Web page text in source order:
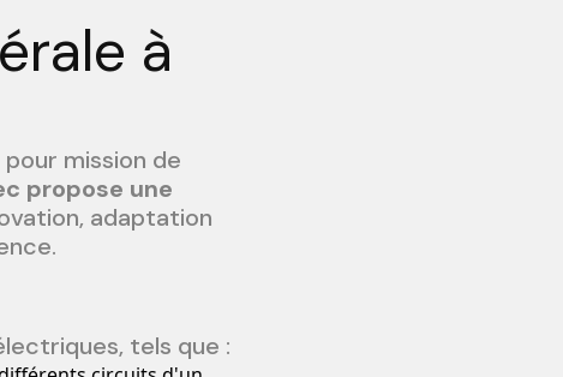
à
mission de
propose une
adaptation
tels que :